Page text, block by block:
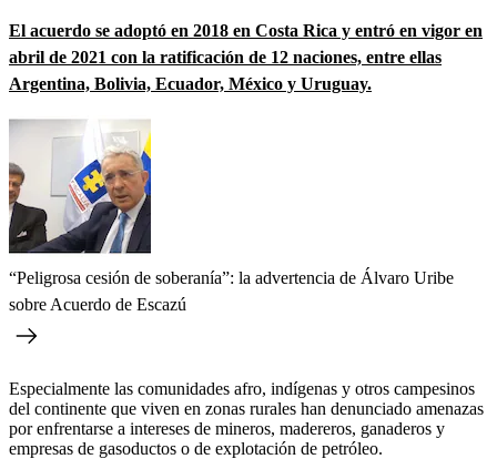
El acuerdo se adoptó en 2018 en Costa Rica y entró en vigor en
abril de 2021 con la ratificación de 12 naciones, entre ellas
Argentina, Bolivia, Ecuador, México y Uruguay.
“Peligrosa cesión de soberanía”: la advertencia de Álvaro Uribe
sobre Acuerdo de Escazú
Especialmente las comunidades afro, indígenas y otros campesinos
del continente que viven en zonas rurales han denunciado amenazas
por enfrentarse a intereses de mineros, madereros, ganaderos y
empresas de gasoductos o de explotación de petróleo.